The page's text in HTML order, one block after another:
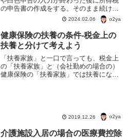
の申告書の作成をする。そのまま続けて
所得税の申告書を作る場合と、青色申告
や白色申告の入力データを一度保存して
から、そのデータを読み込む場合につい
てご説明。
2024.02.06 o2ya
健康保険の扶養の条件-税金上の
扶養と分けて考えよう
「扶養家族」と一口で言っても、税金上
の「扶養家族」と（会社勤めの場合の）
健康保険の「扶養家族」では扶養になれ
2019.12.26 o2ya
介護施設入居の場合の医療費控除